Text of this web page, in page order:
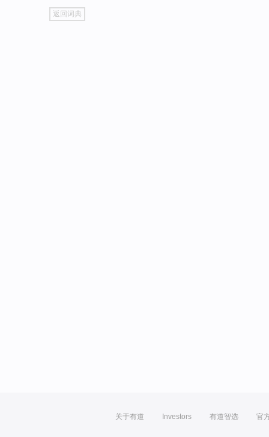
go
top
返回词典
关于有道 Investors 有道智选 官